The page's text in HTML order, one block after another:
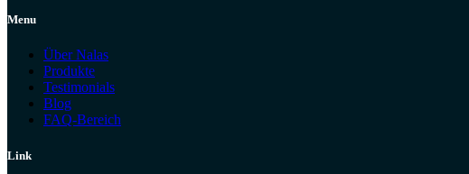
Menu
Über Nalas
Produkte
Testimonials
Blog
FAQ-Bereich
Link